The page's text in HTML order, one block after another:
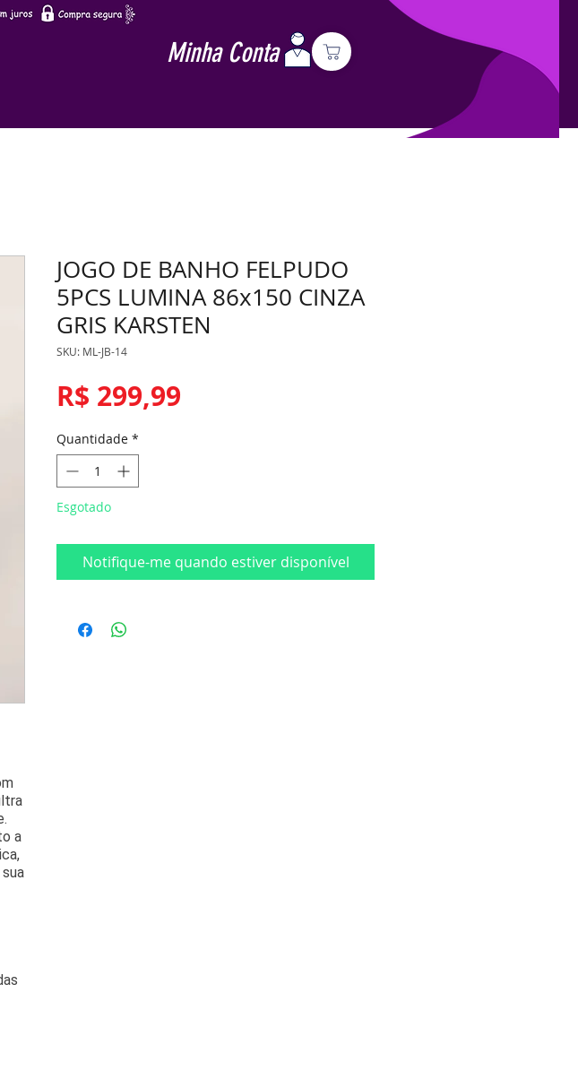
Minha Conta
a
JOGO DE BANHO FELPUDO
5PCS LUMINA 86x150 CINZA
GRIS KARSTEN
SKU: ML-JB-14
R$ 299,99
Quantidade *
Esgotado
Notifique-me quando estiver disponível